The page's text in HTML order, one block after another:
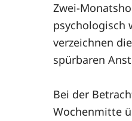
Zwei-
psychologisch
verzeichnen
spürbaren
Bei der
Wochenmitte